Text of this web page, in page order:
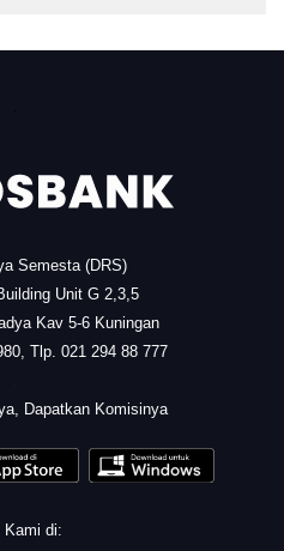
Semesta (DRS)
Unit G 2,3,5
Kav 5-6 Kuningan
Tlp. 021 294 88 777
Dapatkan Komisinya
Kami di: